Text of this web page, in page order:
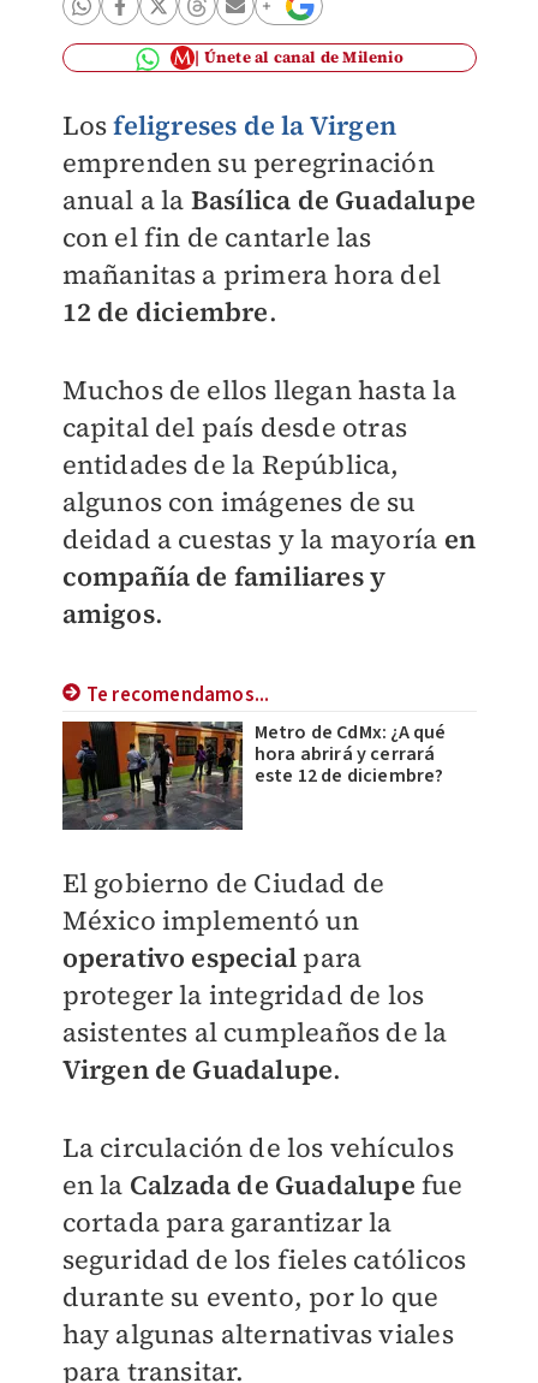
Únete al canal de Milenio
Losfeligreses de la Virgen
emprenden su peregrinación
anual a la Basílica de Guadalupe
con el fin de cantarle las
mañanitas a primera hora del
12 de diciembre.
Muchos de ellos llegan hasta la
capital del país desde otras
entidades de la República,
algunos con imágenes de su
deidad a cuestas y la mayoría en
compañía de familiares y
amigos.
Te recomendamos...
Metro de CdMx: ¿A qué
hora abrirá y cerrará
este 12 de diciembre?
El gobierno de Ciudad de
México implementó un
operativo especial para
proteger la integridad de los
asistentes al cumpleaños de la
Virgen de Guadalupe.
La circulación de los vehículos
en la Calzada de Guadalupe fue
cortada para garantizar la
seguridad de los fieles católicos
durante su evento, por lo que
hay algunas alternativas viales
para transitar.